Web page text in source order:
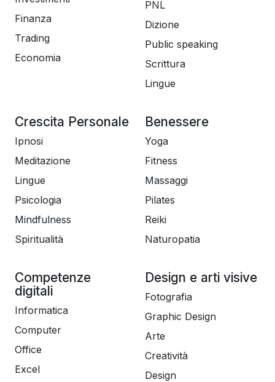
Finanza
Trading
Economia
PNL
Dizione
Public speaking
Scrittura
Lingue
Crescita Personale
Ipnosi
Meditazione
Lingue
Psicologia
Mindfulness
Spiritualità
Benessere
Yoga
Fitness
Massaggi
Pilates
Reiki
Naturopatia
Competenze
digitali
Informatica
Computer
Office
Excel
Design e arti visive
Fotografia
Graphic Design
Arte
Creatività
Design